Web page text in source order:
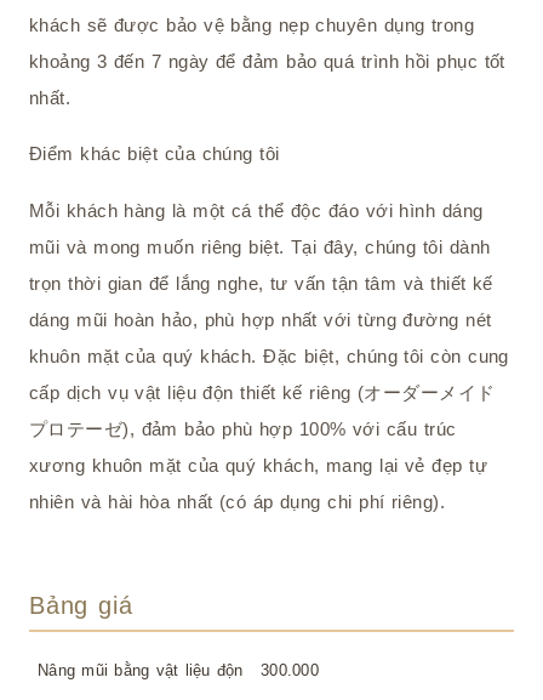
khách sẽ được bảo vệ bằng nẹp chuyên dụng trong
khoảng 3 đến 7 ngày để đảm bảo quá trình hồi phục tốt
nhất.
Điểm khác biệt của chúng tôi
Mỗi khách hàng là một cá thể độc đáo với hình dáng
mũi và mong muốn riêng biệt. Tại đây, chúng tôi dành
trọn thời gian để lắng nghe, tư vấn tận tâm và thiết kế
dáng mũi hoàn hảo, phù hợp nhất với từng đường nét
khuôn mặt của quý khách. Đặc biệt, chúng tôi còn cung
cấp dịch vụ vật liệu độn thiết kế riêng (オーダーメイド
プロテーゼ), đảm bảo phù hợp 100% với cấu trúc
xương khuôn mặt của quý khách, mang lại vẻ đẹp tự
nhiên và hài hòa nhất (có áp dụng chi phí riêng).
Bảng giá
Nâng mũi bằng vật liệu độn 300.000